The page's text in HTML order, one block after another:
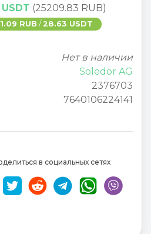
(25209.83 RUB)
RUB /28.63 USDT
Нет в наличии
Soledor AG
2376703
7640106224141
в социальных сетях